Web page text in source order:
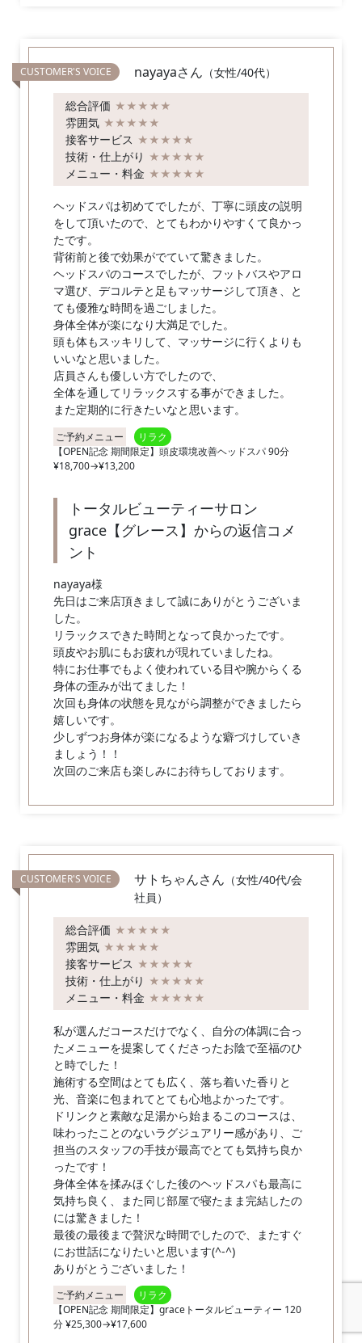
nayayaさん （女性/40代）
総合評価 ★★★★★
雰囲気 ★★★★★
接客サービス ★★★★★
技術・仕上がり ★★★★★
メニュー・料金 ★★★★★
ヘッドスパは初めてでしたが、丁寧に頭皮の説明
をして頂いたので、とてもわかりやすくて良かっ
たです。
背術前と後で効果がでていて驚きました。
ヘッドスパのコースでしたが、フットバスやアロ
マ選び、デコルテと足もマッサージして頂き、と
ても優雅な時間を過ごしました。
身体全体が楽になり大満足でした。
頭も体もスッキリして、マッサージに行くよりも
いいなと思いました。
店員さんも優しい方でしたので、
全体を通してリラックスする事ができました。
また定期的に行きたいなと思います。
ご予約メニュー
リラク
【OPEN記念 期間限定】頭皮環境改善ヘッドスパ 90分
¥18,700→¥13,200
トータルビューティーサロン
grace【グレース】からの返信コメ
ント
nayaya様
先日はご来店頂きまして誠にありがとうございま
した。
リラックスできた時間となって良かったです。
頭皮やお肌にもお疲れが現れていましたね。
特にお仕事でもよく使われている目や腕からくる
身体の歪みが出てました！
次回も身体の状態を見ながら調整ができましたら
嬉しいです。
少しずつお身体が楽になるような癖づけしていき
ましょう！！
次回のご来店も楽しみにお待ちしております。
サトちゃんさん （女性/40代/会
社員）
総合評価 ★★★★★
雰囲気 ★★★★★
接客サービス ★★★★★
技術・仕上がり ★★★★★
メニュー・料金 ★★★★★
私が選んだコースだけでなく、自分の体調に合っ
たメニューを提案してくださったお陰で至福のひ
と時でした！
施術する空間はとても広く、落ち着いた香りと
光、音楽に包まれてとても心地よかったです。
ドリンクと素敵な足湯から始まるこのコースは、
味わったことのないラグジュアリー感があり、ご
担当のスタッフの手技が最高でとても気持ち良か
ったです！
身体全体を揉みほぐした後のヘッドスパも最高に
気持ち良く、また同じ部屋で寝たまま完結したの
には驚きました！
最後の最後まで贅沢な時間でしたので、またすぐ
にお世話になりたいと思います(^-^)
ありがとうございました！
ご予約メニュー
リラク
【OPEN記念 期間限定】graceトータルビューティー 120
分 ¥25,300→¥17,600